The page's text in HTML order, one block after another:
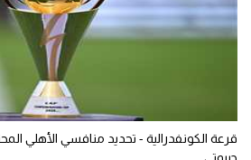
قرعة الكونفدرالية - تحديد منافسي الأهلي
جيبوتي